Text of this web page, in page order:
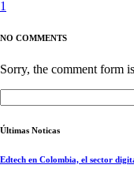
1
NO COMMENTS
Sorry, the comment form
Últimas Noticas
Edtech en Colombia, el sector